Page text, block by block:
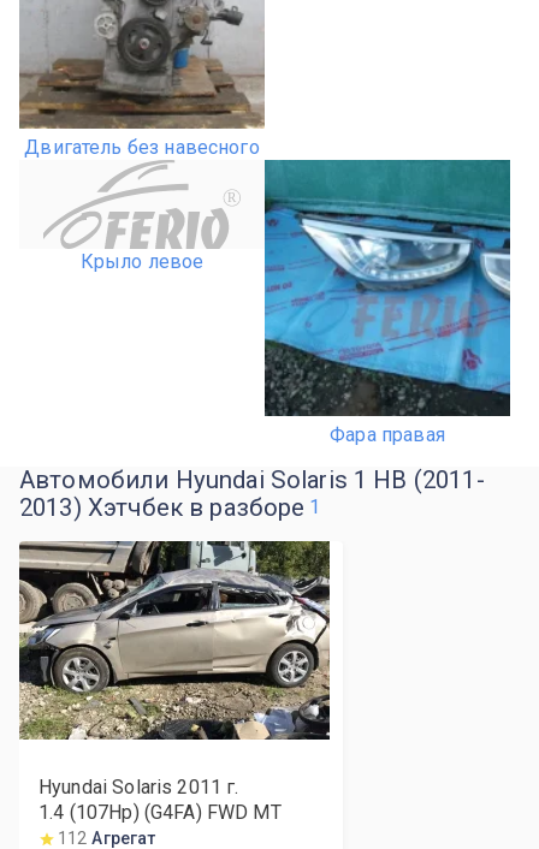
Двигатель без навесного
R
Крыло левое
Фара правая
Автомобили Hyundai Solaris 1 HB (2011-
2013) Хэтчбек в разборе 1
Hyundai Solaris 2011 г.
1.4 (107Hp) (G4FA) FWD MT
112 Агрегат